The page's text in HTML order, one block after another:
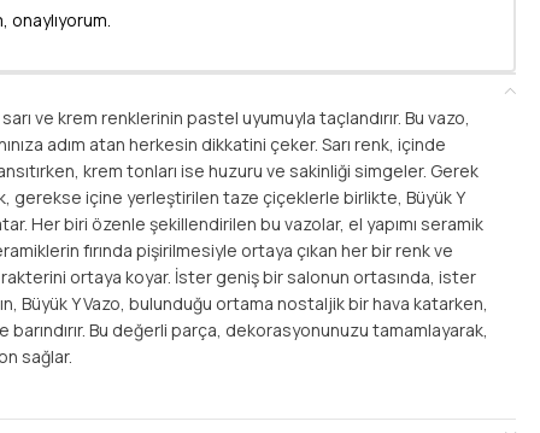
onaylıyorum.
sarı ve krem renklerinin pastel uyumuyla taçlandırır. Bu vazo,
adım atan herkesin dikkatini çeker. Sarı renk, içinde
krem tonları ise huzuru ve sakinliği simgeler. Gerek
gerekse içine yerleştirilen taze çiçeklerle birlikte, Büyük Y
Her biri özenle şekillendirilen bu vazolar, el yapımı seramik
fırında pişirilmesiyle ortaya çıkan her bir renk ve
ortaya koyar. İster geniş bir salonun ortasında, ister
Büyük Y Vazo, bulunduğu ortama nostaljik bir hava katarken,
Bu değerli parça, dekorasyonunuzu tamamlayarak,
sağlar.